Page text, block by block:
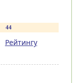
44
Рейтингу